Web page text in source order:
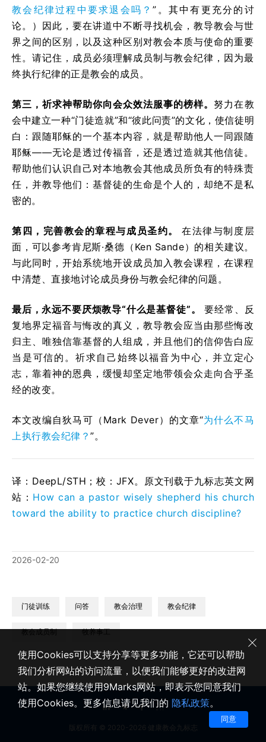
教会纪律过程中要求退会吗？”。其中有更充分的讨
论。）因此，要在讲道中不断寻找机会，教导教会与世
界之间的区别，以及这种区别对教会本质与使命的重要
性。请记住，成员必须理解成员制与教会纪律，因为最
终执行纪律的正是教会的成员。
第三，祈求神帮助你向会众效法服事的榜样。努力在教
会中建立一种“门徒造就”和“彼此问责”的文化，使信徒明
白：跟随耶稣的一个基本内容，就是帮助他人一同跟随
耶稣——无论是透过传福音，还是透过造就其他信徒。
帮助他们认识自己对本地教会其他成员所负有的特殊责
任，并教导他们：基督徒的生命是个人的，却绝不是私
密的。
第四，完善教会的章程与成员圣约。在法律与制度层
面，可以参考肯尼斯·桑德（Ken Sande）的相关建议。
与此同时，开始系统地开设成员加入教会课程，在课程
中清楚、直接地讨论成员身份与教会纪律的问题。
最后，永远不要厌烦教导“什么是基督徒”。
要经常、反
复地界定福音与悔改的真义，教导教会应当由那些悔改
归主、唯独信靠基督的人组成，并且他们的信仰告白应
当是可信的。祈求自己始终以福音为中心，并立定心
志，靠着神的恩典，缓慢却坚定地带领会众走向合乎圣
经的改变。
本文改编自狄马可（Mark Dever）的文章“为什么不马
上执行教会纪律？ ”。
译：DeepL/STH；校： JFX。原文刊载于九标志英文网
站： How can a pastor wisely shepherd his church
toward the ability to practice church discipline?
2026-02-20
门徒训练 问答 教会治理 教会纪律
教会成员制 牧养事工
版权所有 © 2020-2026 健康教会九标志
使用Cookies可以支持分享等更多功能，它还可以帮助
我们分析网站的访问流量，以便我们能够更好的改进网
站。如果您继续使用9Marks网站，即表示您同意我们
使用Cookies。更多信息请见我们的 隐私政策。
同意